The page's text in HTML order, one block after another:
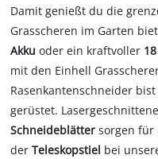
Damit genießt du die
Grasscheren im Garten
Akku oder ein kraftvoller
mit den Einhell
Rasenkantenschneider
gerüstet.
Schneideblättersorgen für
derTeleskopstiel bei